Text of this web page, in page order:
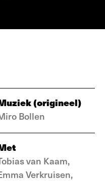
(origineel)
Bollen
van Kaam,
Verkruisen,